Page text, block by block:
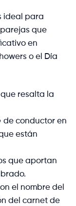
ideal para
que
en
o el Día
resalta la
de conductor en
están
que aportan
el nombre del
del carnet de